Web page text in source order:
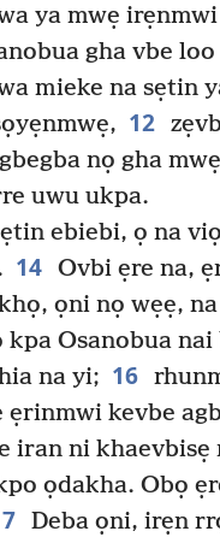
ya mwẹ
gha vbe
mieke na sẹtin
12
nọ gha
uwu ukpa.
ebiebi, ọ na
14 Ovbi ẹre na,
ọni nọ wẹẹ,
kpa Osanobua
na yi; 16
kevbe
iran ni
ọdakha. Obọ
Deba ọni, irẹn